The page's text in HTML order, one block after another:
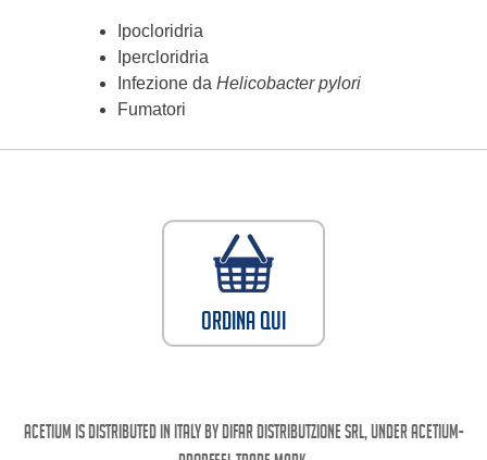
Ipocloridria
Ipercloridria
Infezione da Helicobacter pylori
Fumatori
Ordina qui
Acetium is distributed in Italy by Difar Distributzione SRL, under Acetium-